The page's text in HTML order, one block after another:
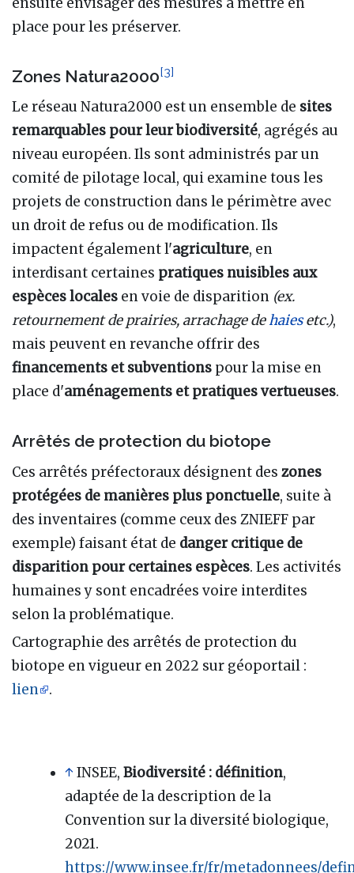
place pour les préserver.
Zones Natura2000[3]
Le réseau Natura2000 est un ensemble de sites
remarquables pour leur biodiversité, agrégés au
niveau européen. Ils sont administrés par un
comité de pilotage local, qui examine tous les
projets de construction dans le périmètre avec
un droit de refus ou de modification. Ils
impactent également l'agriculture, en
interdisant certaines pratiques nuisibles aux
espèces locales en voie de disparition (ex.
retournement de prairies, arrachage dehaiesetc.),
mais peuvent en revanche offrir des
financements et subventions pour la mise en
place d'aménagements et pratiques vertueuses.
Arrêtés de protection du biotope
Ces arrêtés préfectoraux désignent des zones
protégées de manières plus ponctuelle, suite à
des inventaires (comme ceux des ZNIEFF par
exemple) faisant état de danger critique de
disparition pour certaines espèces. Les activités
humaines y sont encadrées voire interdites
selon la problématique.
Cartographie des arrêtés de protection du
biotope en vigueur en 2022 sur géoportail :
lien
.
↑INSEE,Biodiversité : définition,
adaptée de la description de la
Convention sur la diversité biologique,
2021.
https://www.insee.fr/fr/metadonnees/